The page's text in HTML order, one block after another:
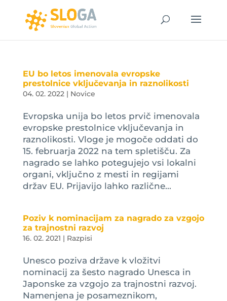
EU bo letos imenovala evropske
prestolnice vključevanja in raznolikosti
04. 02. 2022| Novice
Evropska unija bo letos prvič imenovala
evropske prestolnice vključevanja in
raznolikosti. Vloge je mogoče oddati do
15. februarja 2022 na tem spletišču. Za
nagrado se lahko potegujejo vsi lokalni
organi, vključno z mesti in regijami
držav EU. Prijavijo lahko različne...
Poziv k nominacijam za nagrado za vzgojo
za trajnostni razvoj
16. 02. 2021 | Razpisi
Unesco poziva države k vložitvi
nominacij za šesto nagrado Unesca in
Japonske za vzgojo za trajnostni razvoj.
Namenjena je posameznikom,